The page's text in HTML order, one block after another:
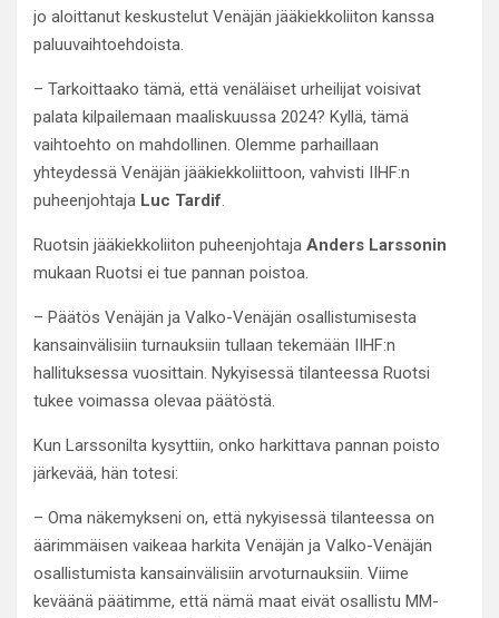
jo aloittanut keskustelut Venäjän jääkiekkoliiton kanssa
paluuvaihtoehdoista.
– Tarkoittaako tämä, että venäläiset urheilijat voisivat
palata kilpailemaan maaliskuussa 2024? Kyllä, tämä
vaihtoehto on mahdollinen. Olemme parhaillaan
yhteydessä Venäjän jääkiekkoliittoon, vahvisti IIHF:n
puheenjohtaja Luc Tardif.
Ruotsin jääkiekkoliiton puheenjohtaja Anders Larssonin
mukaan Ruotsi ei tue pannan poistoa.
– Päätös Venäjän ja Valko-Venäjän osallistumisesta
kansainvälisiin turnauksiin tullaan tekemään IIHF:n
hallituksessa vuosittain. Nykyisessä tilanteessa Ruotsi
tukee voimassa olevaa päätöstä.
Kun Larssonilta kysyttiin, onko harkittava pannan poisto
järkevää, hän totesi:
– Oma näkemykseni on, että nykyisessä tilanteessa on
äärimmäisen vaikeaa harkita Venäjän ja Valko-Venäjän
osallistumista kansainvälisiin arvoturnauksiin. Viime
keväänä päätimme, että nämä maat eivät osallistu MM-